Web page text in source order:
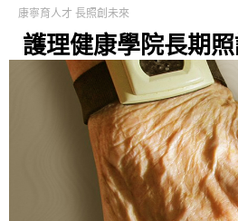
護理健康學院長期
康寧育人才 長照創未來